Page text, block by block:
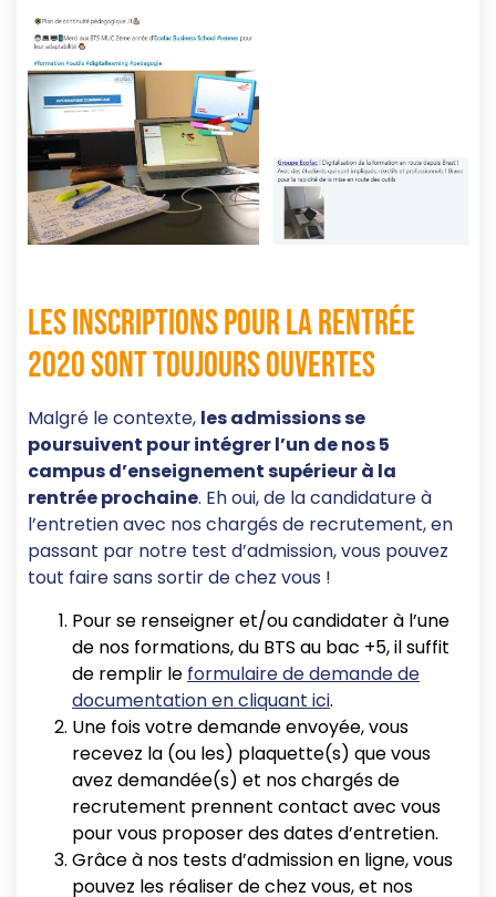
Les inscriptions pour la rentrée
2020 sont toujours ouvertes
Malgré le contexte, les admissions se
poursuivent pour intégrer l’un de nos 5
campus d’enseignement supérieur à la
rentrée prochaine. Eh oui, de la candidature à
l’entretien avec nos chargés de recrutement, en
passant par notre test d’admission, vous pouvez
tout faire sans sortir de chez vous !
Pour se renseigner et/ou candidater à l’une
de nos formations, du BTS au bac +5, il suffit
de remplir le formulaire de demande de
documentation en cliquant ici.
Une fois votre demande envoyée, vous
recevez la (ou les) plaquette(s) que vous
avez demandée(s) et nos chargés de
recrutement prennent contact avec vous
pour vous proposer des dates d’entretien.
Grâce à nos tests d’admission en ligne, vous
pouvez les réaliser de chez vous, et nos